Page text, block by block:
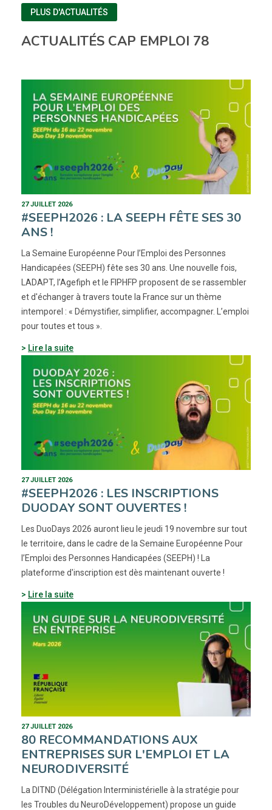
ACTUALITÉS CAP EMPLOI 78
PLUS D'ACTUALITÉS
27 JUILLET 2026
#SEEPH2026 : LA SEEPH FÊTE SES 30
ANS !
La Semaine Européenne Pour l’Emploi des Personnes
Handicapées (SEEPH) fête ses 30 ans. Une nouvelle fois,
LADAPT, l’Agefiph et le FIPHFP proposent de se rassembler
et d'échanger à travers toute la France sur un thème
intemporel : « Démystifier, simplifier, accompagner. L’emploi
pour toutes et tous ».
Lire la suite
27 JUILLET 2026
#SEEPH2026 : LES INSCRIPTIONS
DUODAY SONT OUVERTES !
Les DuoDays 2026 auront lieu le jeudi 19 novembre sur tout
le territoire, dans le cadre de la Semaine Européenne Pour
l’Emploi des Personnes Handicapées (SEEPH) ! La
plateforme d'inscription est dès maintenant ouverte !
Lire la suite
27 JUILLET 2026
80 RECOMMANDATIONS AUX
ENTREPRISES SUR L'EMPLOI ET LA
NEURODIVERSITÉ
La DITND (Délégation Interministérielle à la stratégie pour
les Troubles du NeuroDéveloppement) propose un guide